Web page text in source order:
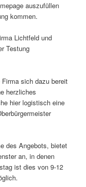
auszufüllen
kommen.
Lichtfeld und
Testung
sich dazu bereit
herzliches
hier logistisch eine
des Angebots, bietet
an, in denen
ist dies von 9-12